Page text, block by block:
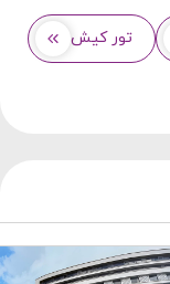
تور کیش